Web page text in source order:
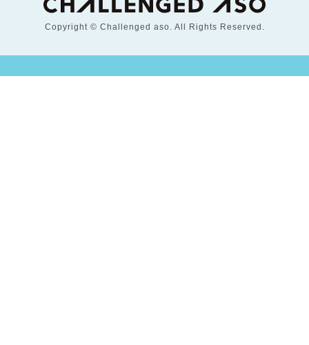
Copyright © Challenged aso. All Rights Reserved.